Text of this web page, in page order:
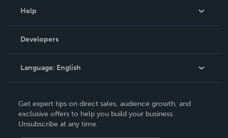
Podcast
Help
Order Lookup
Knowledge Base
Contact Support
Developers
Language: English
Deutsch
Français
Get expert tips on direct sales, audience growth, and
exclusive offers to help you build your business.
Unsubscribe at any time.